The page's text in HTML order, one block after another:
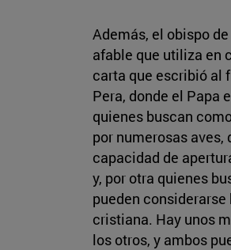
Además, el obispo
afable que utiliza en
carta que escribió al
Pera, donde el Papa
quienes buscan
por numerosas aves,
capacidad de
y, por otra quienes
pueden
cristiana. Hay unos
los otros, y ambos